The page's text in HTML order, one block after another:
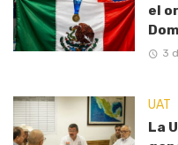
el
3
UAT
La